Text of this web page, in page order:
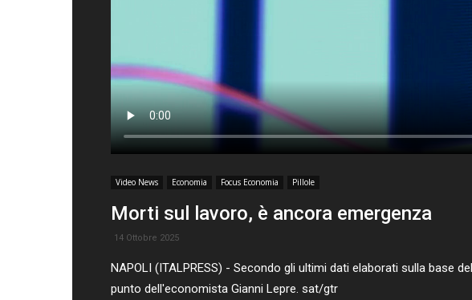
Video News Economia Focus Economia Pillole
Morti sul lavoro, è ancora emergenza
14 Ottobre 2025
NAPOLI (ITALPRESS) - Secondo gli ultimi dati elaborati sulla base
punto dell'economista Gianni Lepre. sat/gtr